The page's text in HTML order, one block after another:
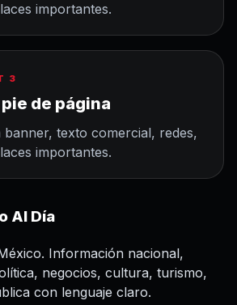
importantes.
3
de página
banner, texto comercial, redes,
importantes.
Al Día
Información nacional,
negocios, cultura, turismo,
con lenguaje claro.